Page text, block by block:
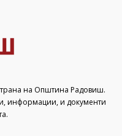
на Општина Радовиш.
информации, и документи